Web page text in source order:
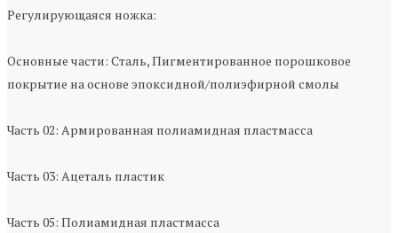
Регулирующаяся ножка:
Основные части: Сталь, Пигментированное порошковое
покрытие на основе эпоксидной/полиэфирной смолы
Часть 02: Армированная полиамидная пластмасса
Часть 03: Ацеталь пластик
Часть 05: Полиамидная пластмасса